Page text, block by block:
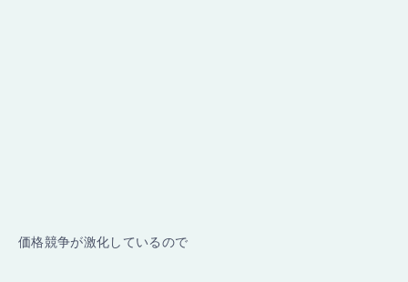
価格競争が激化しているので